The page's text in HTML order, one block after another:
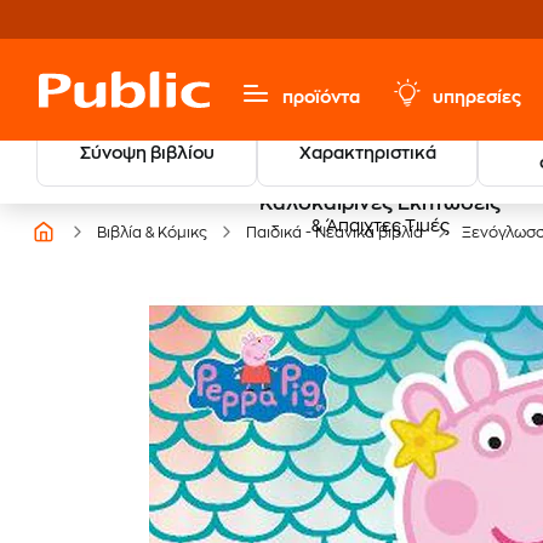
προϊόντα υπηρεσίες
Σύνοψη βιβλίου Χαρακτηριστικά
Καλοκαιρινές Εκπτώσεις
& Άπαιχτες Τιμές
Βιβλία & Κόμικς Παιδικά - Νεανικά βιβλία